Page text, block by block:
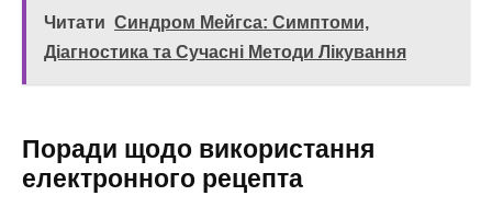
Читати Синдром Мейгса: Симптоми,
Діагностика та Сучасні Методи Лікування
Поради щодо використання
електронного рецепта